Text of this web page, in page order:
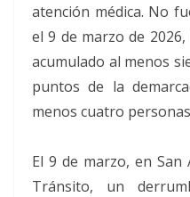
atención médica. No
el 9 de marzo de
acumulado al menos
puntos de la
menos cuatro
El 9 de marzo, en
Tránsito, un